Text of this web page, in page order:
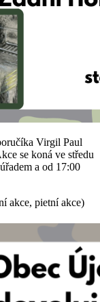
Virgil Paul
se koná ve středu
a od 17:00
akce, pietní akce)